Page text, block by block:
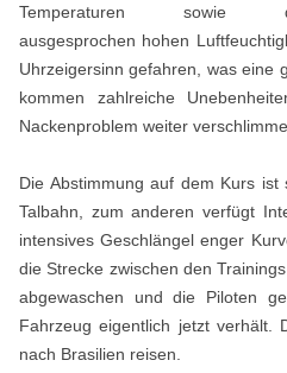
Temperaturen sowie
ausgesprochen hohen
Uhrzeigersinn gefahren, was eine
kommen zahlreiche
Nackenproblem weiter
Die Abstimmung auf dem Kurs
Talbahn, zum anderen verfügt
intensives Geschlängel enger
die Strecke zwischen den
abgewaschen und die Piloten
Fahrzeug eigentlich jetzt verhält.
nach Brasilien reisen.